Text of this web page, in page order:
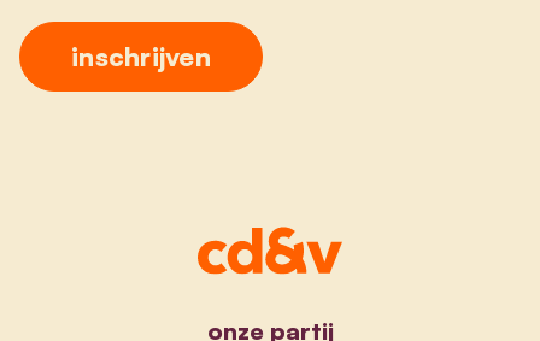
onze partij